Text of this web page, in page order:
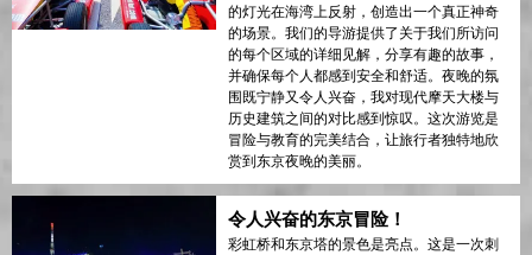
的灯光在海湾上反射，创造出一个真正神奇
的场景。我们的导游提供了关于我们所访问
的每个区域的详细见解，分享有趣的故事，
并确保每个人都感到安全和舒适。夜晚的氛
围既宁静又令人兴奋，我对现代摩天大楼与
历史建筑之间的对比感到惊叹。这次游览是
冒险与教育的完美结合，让旅行者独特地欣
赏到东京夜晚的美丽。
令人兴奋的东京冒险！
彩虹桥和东京塔的景色是亮点。这是一次刺